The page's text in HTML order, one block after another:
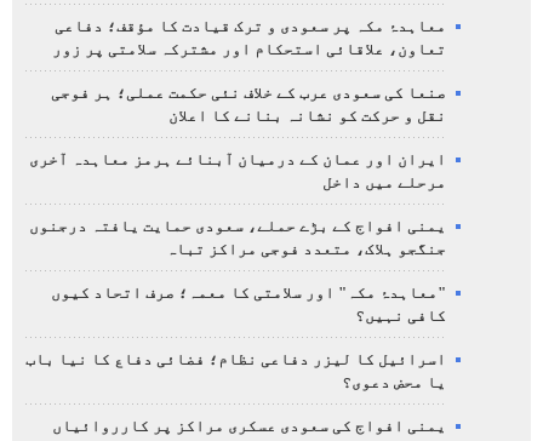
معاہدۂ مکہ پر سعودی و ترک قیادت کا مؤقف؛ دفاعی
تعاون، علاقائی استحکام اور مشترکہ سلامتی پر زور
صنعا کی سعودی عرب کے خلاف نئی حکمت عملی؛ ہر فوجی
نقل و حرکت کو نشانہ بنانے کا اعلان
ایران اور عمان کے درمیان آبنائے ہرمز معاہدہ آخری
مرحلے میں داخل
یمنی افواج کے بڑے حملے، سعودی حمایت یافتہ درجنوں
جنگجو ہلاک، متعدد فوجی مراکز تباہ
"معاہدۂ مکہ" اور سلامتی کا معمہ؛ صرف اتحاد کیوں
کافی نہیں؟
اسرائیل کا لیزر دفاعی نظام؛ فضائی دفاع کا نیا باب
یا محض دعوی؟
یمنی افواج کی سعودی عسکری مراکز پر کارروائیاں